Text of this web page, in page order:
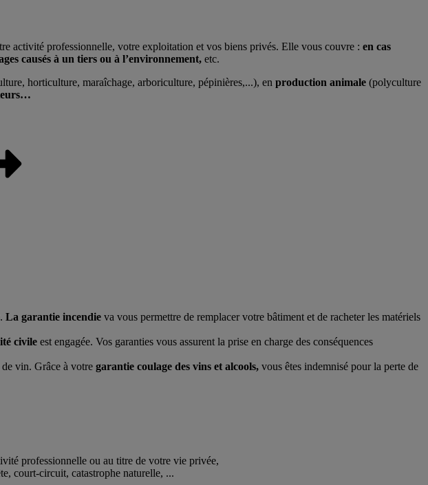
activité professionnelle, votre exploitation et vos biens privés. Elle vous couvre : en cas
causés à un tiers ou à l’environnement, etc.
horticulture, maraîchage, arboriculture, pépinières,...), en production animale (polyculture
La garantie incendie va vous permettre de remplacer votre bâtiment et de racheter les matériels
civile est engagée. Vos garanties vous assurent la prise en charge des conséquences
vin. Grâce à votre garantie coulage des vins et alcools, vous êtes indemnisé pour la perte de
professionnelle ou au titre de votre vie privée,
court-circuit, catastrophe naturelle, ...